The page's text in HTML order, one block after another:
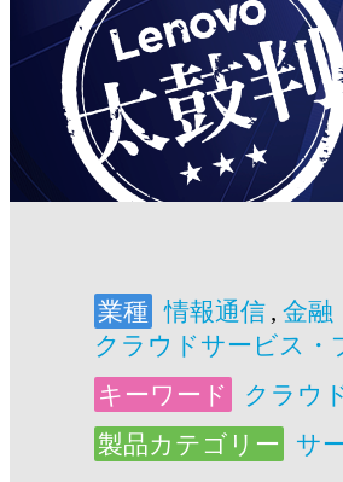
業種 情報通信 ,金融
クラウドサービス・
キーワード
クラウ
製品カテゴリー
サ